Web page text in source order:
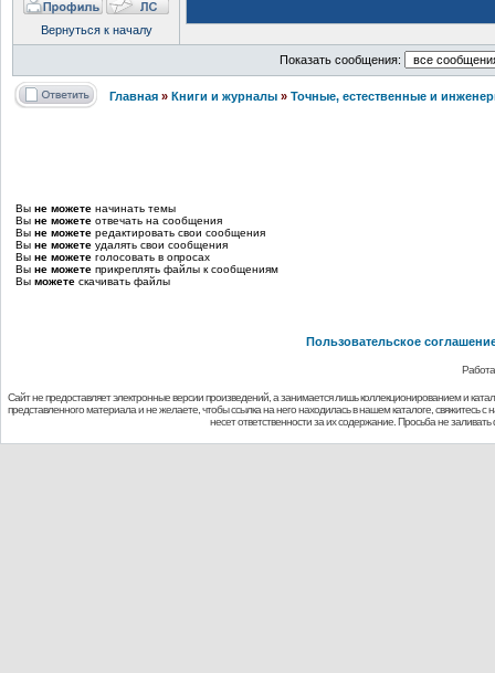
Вернуться к началу
Показать сообщения:
Главная » Книги и журналы » Точные, естественные и
Вы не можете начинать темы
Вы не можете отвечать на сообщения
Вы не можете редактировать свои сообщения
Вы не можете удалять свои сообщения
Вы не можете голосовать в опросах
Вы не можете прикреплять файлы к сообщениям
Вы можете скачивать файлы
Пользовательское
Сайт не предоставляет электронные версии произведений, а занимается лишь коллекционированием и
представленного материала и не желаете, чтобы ссылка на него находилась в нашем каталоге,
несет ответственности за их содержание. Просьба не